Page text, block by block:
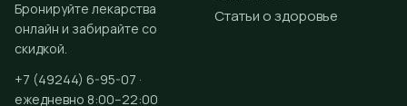
Бронируйте лекарства
онлайн и забирайте со
скидкой.
+7 (49244) 6-95-07 ·
ежедневно 8:00–22:00
Статьи о здоровье